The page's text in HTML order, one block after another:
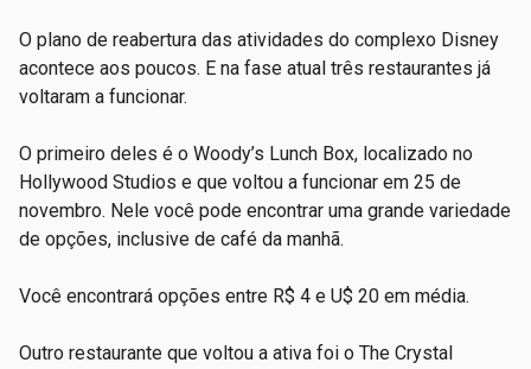
O plano de reabertura das atividades do complexo Disney
acontece aos poucos. E na fase atual três restaurantes já
voltaram a funcionar.
O primeiro deles é o Woody’s Lunch Box, localizado no
Hollywood Studios e que voltou a funcionar em 25 de
novembro. Nele você pode encontrar uma grande variedade
de opções, inclusive de café da manhã.
Você encontrará opções entre R$ 4 e U$ 20 em média.
Outro restaurante que voltou a ativa foi o The Crystal